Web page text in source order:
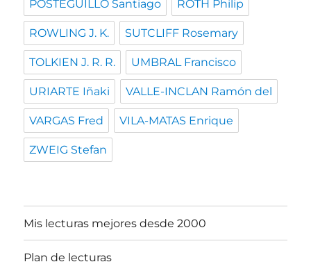
POSTEGUILLO Santiago ROTH Philip
ROWLING J. K. SUTCLIFF Rosemary
TOLKIEN J. R. R. UMBRAL Francisco
URIARTE Iñaki VALLE-INCLAN Ramón del
VARGAS Fred VILA-MATAS Enrique
ZWEIG Stefan
Mis lecturas mejores desde 2000
Plan de lecturas